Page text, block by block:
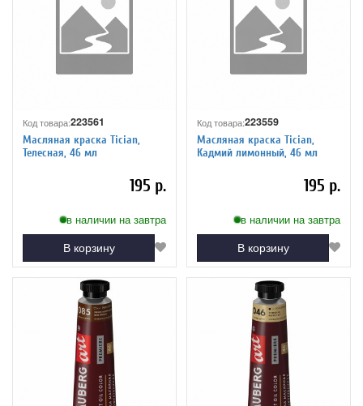
Код товара:223561
Масляная краска Tician,
Телесная, 46 мл
195 р.
в наличии на завтра
В корзину
Код товара:223559
Масляная краска Tician,
Кадмий лимонный, 46 мл
195 р.
в наличии на завтра
В корзину